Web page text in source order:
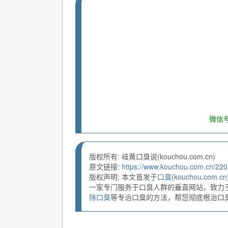
微信
版权所有: 岐黄口臭说(kouchou.com.cn)
原文链接: https://www.kouchou.com.cn/
版权声明: 本文首发于口臭(kouchou.com.cn
一家专门服务于口臭人群的垂直网站，致力
除口臭等专治口臭的方法，帮您彻底根治